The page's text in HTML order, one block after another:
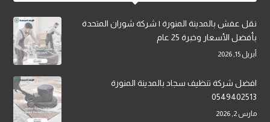
نقل عفش بالمدينة المنورة | شركة شوران المتحدة
بأفضل الأسعار وخبرة 25 عام
أبريل 15, 2026
افضل شركة تنظيف سجاد بالمدينة المنورة
0549402513
مارس 2, 2026